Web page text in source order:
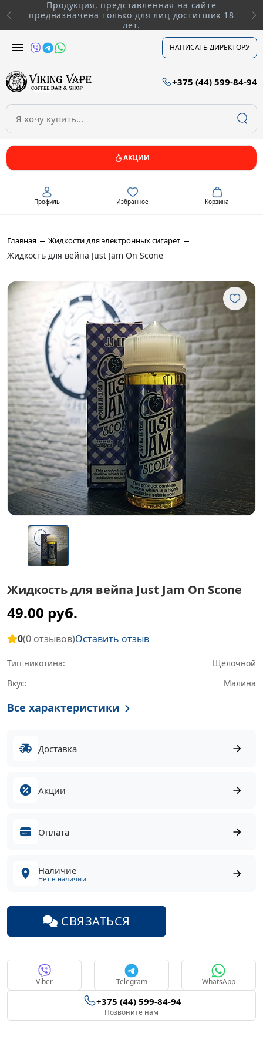
Продукция, представленная на сайте
предназначена только для лиц достигших 18
лет.
НАПИСАТЬ ДИРЕКТОРУ
+375 (44) 599-84-94
АКЦИИ
Профиль Избранное Корзина
Главная Жидкости для электронных сигарет
Жидкость для вейпа Just Jam On Scone
Жидкость для вейпа Just Jam On Scone
49.00 руб.
0(0 отзывов)Оставить отзыв
Тип никотина:
Щелочной
Вкус:
Малина
Все характеристики
Доставка
Акции
Оплата
Наличие
Нет в наличии
СВЯЗАТЬСЯ
Viber Telegram WhatsApp
+375 (44) 599-84-94
Позвоните нам